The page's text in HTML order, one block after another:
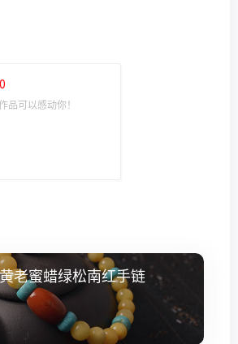
品可以感动你！
老蜜蜡绿松南红手链